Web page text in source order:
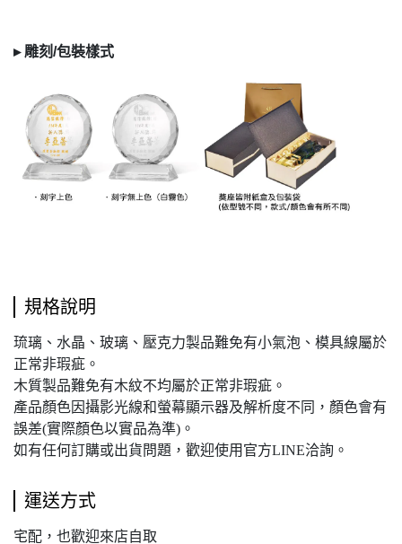
▸ 雕刻/包裝樣式
規格說明
琉璃、水晶、玻璃、壓克力製品難免有小氣泡、模具線屬於
正常非瑕疵。
木質製品難免有木紋不均屬於正常非瑕疵。
產品顏色因攝影光線和螢幕顯示器及解析度不同，顏色會有
誤差(實際顏色以實品為準)。
如有任何訂購或出貨問題，歡迎使用官方LINE洽詢。
運送方式
宅配，也歡迎來店自取